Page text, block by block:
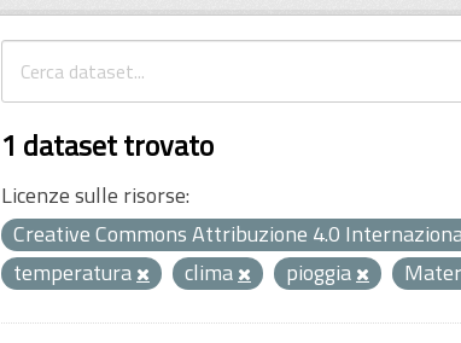
1 dataset trovato
Licenze sulle risorse:
Creative Commons Attribuzione 4.0
temperatura
clima pioggia